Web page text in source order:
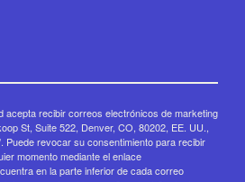
acepta recibir correos electrónicos de marketing
St, Suite 522, Denver, CO, 80202, EE. UU.,
Puede revocar su consentimiento para recibir
momento mediante el enlace
en la parte inferior de cada correo